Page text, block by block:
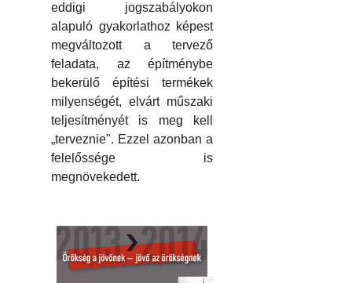
eddigi jogszabályokon
alapuló gyakorlathoz képest
megváltozott a tervező
feladata, az építménybe
bekerülő építési termékek
milyenségét, elvárt műszaki
teljesítményét is meg kell
„terveznie". Ezzel azonban a
felelőssége is
megnövekedett.